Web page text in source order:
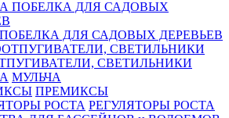
ДЛЯ САДОВЫХ ДЕРЕВЬЕВ
СВЕТИЛЬНИКИ
МУЛЬЧА
ПРЕМИКСЫ
РЕГУЛЯТОРЫ РОСТА